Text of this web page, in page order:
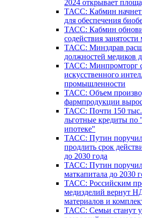
2024 открывает
ТАСС: Кабмин начнет
для обеспечения
ТАСС: Кабмин
содействия
ТАСС: Минздрав
должностей медиков
ТАСС: Минпромторг
искусственного
промышленности
ТАСС: Объем
фармпродукции
ТАСС: Почти 150 тыс.
льготные кредиты по
ипотеке"
ТАСС: Путин поручил
продлить срок
до 2030 года
ТАСС: Путин
маткапитала до 2030
ТАСС: Российским
медизделий вернут
материалов и
ТАСС: Семьи станут